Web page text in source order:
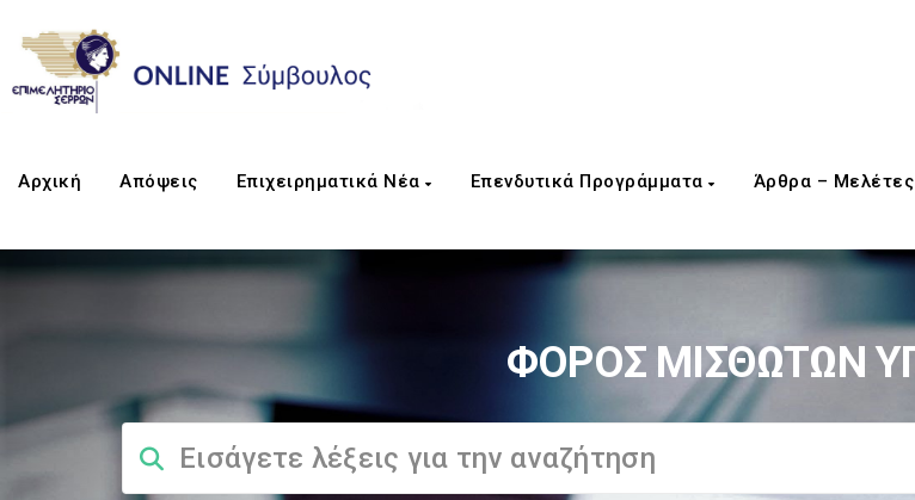
Αρχική Απόψεις Επιχειρηματικά Νέα Επενδυτικά Προγράμματα Άρθρα – Μελέτες
ΦΟΡΟΣ ΜΙΣΘΩΤΩΝ